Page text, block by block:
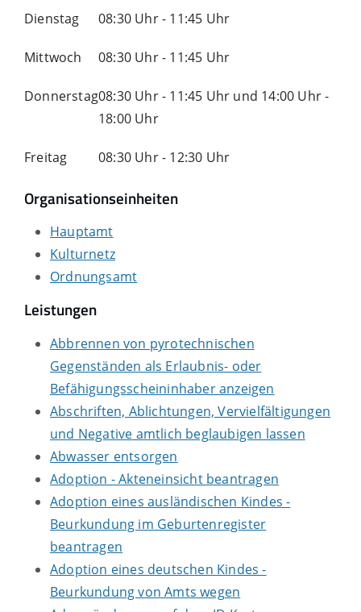
Dienstag 08:30 Uhr- 11:45 Uhr
Mittwoch 08:30 Uhr- 11:45 Uhr
Donnerstag08:30 Uhr- 11:45 Uhr und 14:00 Uhr-
18:00 Uhr
Freitag 08:30 Uhr- 12:30 Uhr
Organisationseinheiten
Hauptamt
Kulturnetz
Ordnungsamt
Leistungen
Abbrennen von pyrotechnischen
Gegenständen als Erlaubnis- oder
Befähigungsscheininhaber anzeigen
Abschriften, Ablichtungen, Vervielfältigungen
und Negative amtlich beglaubigen lassen
Abwasser entsorgen
Adoption - Akteneinsicht beantragen
Adoption eines ausländischen Kindes -
Beurkundung im Geburtenregister
beantragen
Adoption eines deutschen Kindes -
Beurkundung von Amts wegen